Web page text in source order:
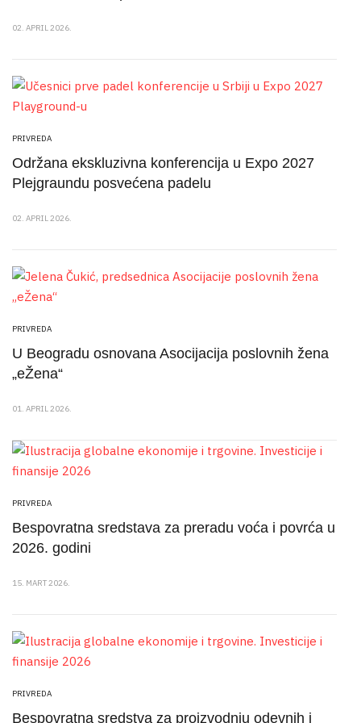
02. APRIL 2026.
PRIVREDA
Održana ekskluzivna konferencija u Expo 2027
Plejgraundu posvećena padelu
02. APRIL 2026.
PRIVREDA
U Beogradu osnovana Asocijacija poslovnih žena
„eŽena“
01. APRIL 2026.
PRIVREDA
Bespovratna sredstava za preradu voća i povrća u
2026. godini
15. MART 2026.
PRIVREDA
Bespovratna sredstva za proizvodnju odevnih i